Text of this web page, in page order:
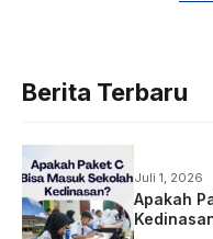
Berita Terbaru
Juli 1, 2026
Apakah